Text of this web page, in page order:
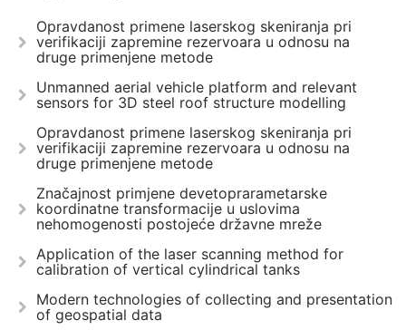
Opravdanost primene laserskog skeniranja pri
verifikaciji zapremine rezervoara u odnosu na
druge primenjene metode
Unmanned aerial vehicle platform and relevant
sensors for 3D steel roof structure modelling
Opravdanost primene laserskog skeniranja pri
verifikaciji zapremine rezervoara u odnosu na
druge primenjene metode
Značajnost primjene devetoprarametarske
koordinatne transformacije u uslovima
nehomogenosti postojeće državne mreže
Application of the laser scanning method for
calibration of vertical cylindrical tanks
Modern technologies of collecting and presentation
of geospatial data